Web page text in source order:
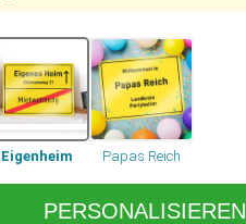
Eigenheim Papas Reich
PERSONALISIEREN